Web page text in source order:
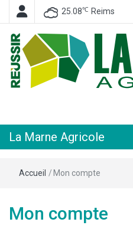
25.08℃ Reims
La Marne Agricole
Accueil /Mon compte
Mon compte